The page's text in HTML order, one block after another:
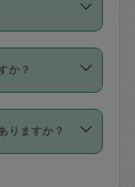
自の得意
目のレビュ
の登録に際
いて教えて
ることが
ポット契約
ャンセル
ーはありま
用するこ
カジさんを
スカジさ
か？
さんの同意
、タスカ
信頼関係が
りますか？